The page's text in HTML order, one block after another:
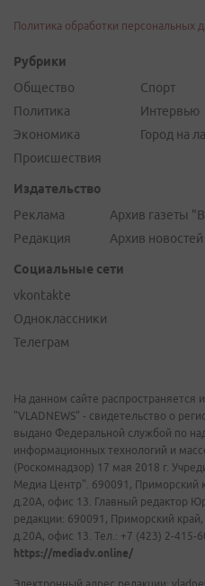
Политика обработки персональных
Рубрики
Общество
Политика
Экономика
Происшествия
Спорт
Интервью
Город на
Издательство
Реклама
Редакция
Архив газеты
Архив новостей
Социальные сети
vkontakte
Одноклассники
Телеграм
На данном сайте распространяется
"VLADNEWS" - свидетельство о
выдано Федеральной службой по
информационных технологий и
(Роскомнадзор) 17 мая 2018 г.
Медиа Центр". 690091, Приморский
д.20А, офис 13. Главный редактор
редакции: 690091, Приморский край,
д.20А, офис 13. Тел.: +7 (423) 2-415-
https://mediadv.online/